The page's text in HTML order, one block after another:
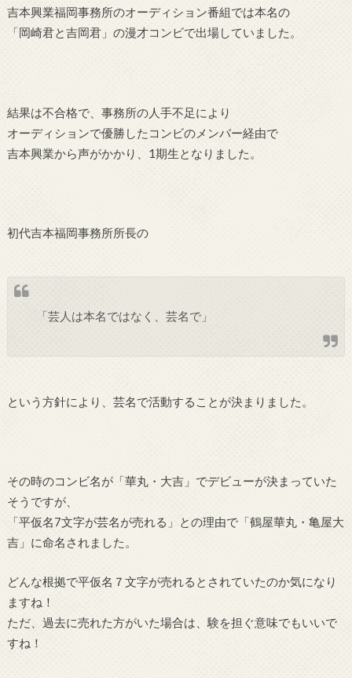
吉本興業福岡事務所のオーディション番組では本名の
「岡崎君と吉岡君」の漫才コンビで出場していました。
結果は不合格で、事務所の人手不足により
オーディションで優勝したコンビのメンバー経由で
吉本興業から声がかかり、1期生となりました。
初代吉本福岡事務所所長の
「芸人は本名ではなく、芸名で」
という方針により、芸名で活動することが決まりました。
その時のコンビ名が「華丸・大吉」でデビューが決まっていた
そうですが、
「平仮名7文字が芸名が売れる」との理由で「鶴屋華丸・亀屋大
吉」に命名されました。
どんな根拠で平仮名７文字が売れるとされていたのか気になり
ますね！
ただ、過去に売れた方がいた場合は、験を担ぐ意味でもいいで
すね！